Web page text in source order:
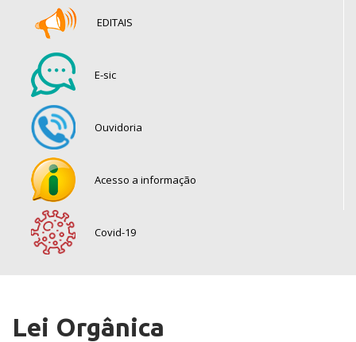
EDITAIS
E-sic
Ouvidoria
Acesso a informação
Covid-19
Lei Orgânica